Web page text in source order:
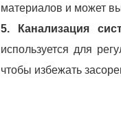
материалов и может
5. Канализация
используется для
чтобы избежать